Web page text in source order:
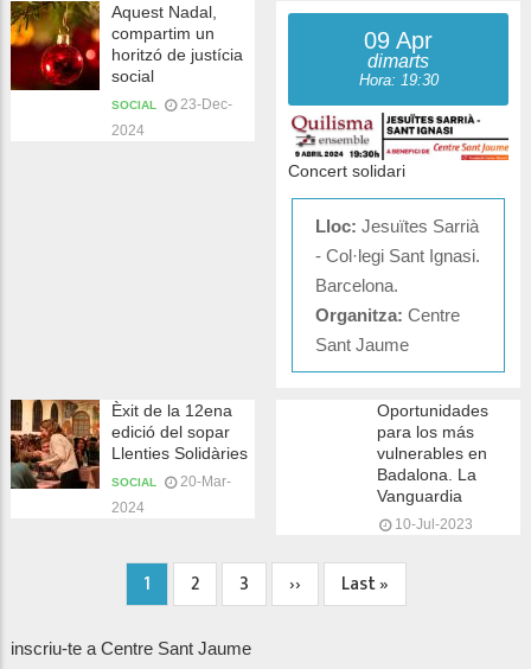
Aquest Nadal,
compartim un
horitzó de justícia
social
SOCIAL
23-Dec-
2024
09 Apr
dimarts
Hora: 19:30
Concert solidari
Lloc: Jesuïtes Sarrià
- Col·legi Sant Ignasi.
Barcelona.
Organitza: Centre
Sant Jaume
Èxit de la 12ena
edició del sopar
Llenties Solidàries
SOCIAL
20-Mar-
2024
Oportunidades
para los más
vulnerables en
Badalona. La
Vanguardia
10-Jul-2023
Pàgina
actual
1 Page
2 Page
3
Pàgina
següent
››
Última
pàgina
Last »
inscriu-te a Centre Sant Jaume